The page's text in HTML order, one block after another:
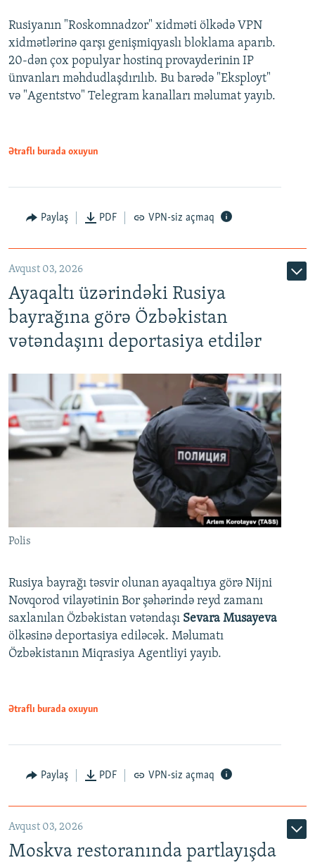
Rusiyanın "Roskomnadzor" xidməti ölkədə VPN
xidmətlərinə qarşı genişmiqyaslı bloklama aparıb.
20-dən çox populyar hostinq provayderinin IP
ünvanları məhdudlaşdırılıb. Bu barədə "Eksployt"
və "Agentstvo" Telegram kanalları məlumat yayıb.
Ətraflı burada oxuyun
Paylaş PDF VPN-siz açmaq
Avqust 03, 2026
Ayaqaltı üzərindəki Rusiya
bayrağına görə Özbəkistan
vətəndaşını deportasiya etdilər
Polis
Rusiya bayrağı təsvir olunan ayaqaltıya görə Nijni
Novqorod vilayətinin Bor şəhərində reyd zamanı
saxlanılan Özbəkistan vətəndaşı Sevara Musayeva
ölkəsinə deportasiya ediləcək. Məlumatı
Özbəkistanın Miqrasiya Agentliyi yayıb.
Ətraflı burada oxuyun
Paylaş PDF VPN-siz açmaq
Avqust 03, 2026
Moskva restoranında partlayışda